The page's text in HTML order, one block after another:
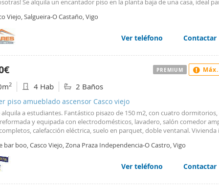
Se alquila un encantador piso en la planta baja de una casa, ideal
?? 1 baño completo ?? Salón-cocina acogedor y equipado, perfecto para
momentos con tus compañeros ?? Internet incluido en el precio Piso
y listo para entrar a vivir. Ubicación práctica y bien comunicada, perfecta
universitarios. ¡No dejes pasar esta oportunidad!
Viejo, Salgueira-O Castaño, Vigo
Ver teléfono Contactar
2 4 Hab 2 Baños
piso amueblado ascensor Casco viejo
alquila a estudiantes. Fantástico pisazo de 150 m2, con cuatro dormitorios,
y equipada con electrodomésticos, lavadero, salón comedor
calefacción eléctrica, suelo en parquet, doble ventanal. Vivienda
en las proximidades de la lanzadera de plaza américa y a 5 minutos
de comunidad están incluidos en el alquiler.
mascotas.
alquila a estudiantes.
dos meses de fianza, el anticipo de la primera mensualidad y un fiador
bar boo, Casco Viejo, Zona Praza Independencia-O Castro, Vigo
Ver teléfono Contactar
PREMIUM